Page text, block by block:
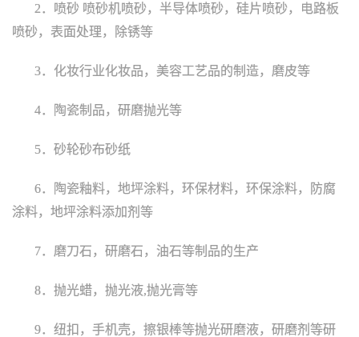
2．喷砂 喷砂机喷砂，半导体喷砂，硅片喷砂，电路板
喷砂，表面处理，除锈等
3．化妆行业化妆品，美容工艺品的制造，磨皮等
4．陶瓷制品，研磨抛光等
5．砂轮砂布砂纸
6．陶瓷釉料，地坪涂料，环保材料，环保涂料，防腐
涂料，地坪涂料添加剂等
7．磨刀石，研磨石，油石等制品的生产
8．抛光蜡，抛光液,抛光膏等
9．纽扣，手机壳，擦银棒等抛光研磨液，研磨剂等研